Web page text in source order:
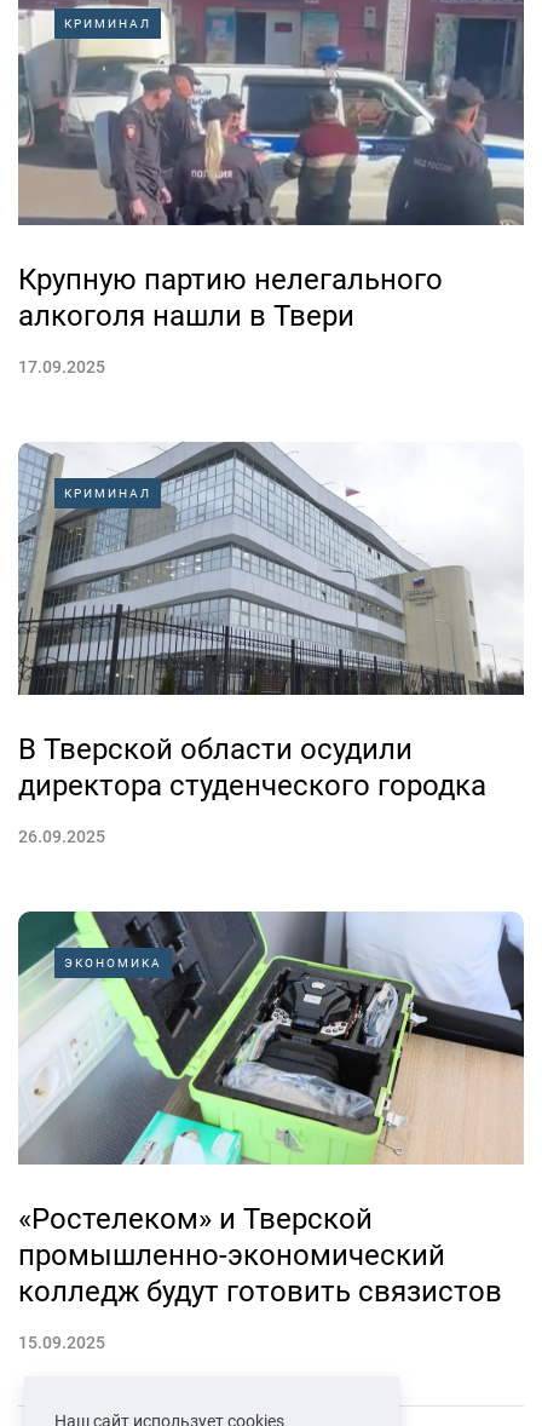
КРИМИНАЛ
Крупную партию нелегального
алкоголя нашли в Твери
17.09.2025
КРИМИНАЛ
В Тверской области осудили
директора студенческого городка
26.09.2025
ЭКОНОМИКА
«Ростелеком» и Тверской
промышленно-экономический
колледж будут готовить связистов
15.09.2025
Наш сайт использует cookies